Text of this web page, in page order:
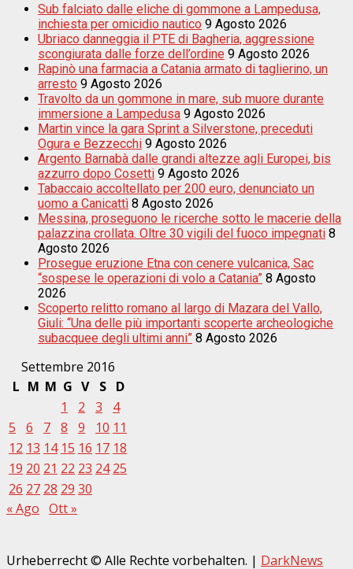
Sub falciato dalle eliche di gommone a Lampedusa,
inchiesta per omicidio nautico 9 Agosto 2026
Ubriaco danneggia il PTE di Bagheria, aggressione
scongiurata dalle forze dell’ordine 9 Agosto 2026
Rapinò una farmacia a Catania armato di taglierino, un
arresto 9 Agosto 2026
Travolto da un gommone in mare, sub muore durante
immersione a Lampedusa 9 Agosto 2026
Martin vince la gara Sprint a Silverstone, preceduti
Ogura e Bezzecchi 9 Agosto 2026
Argento Barnabà dalle grandi altezze agli Europei, bis
azzurro dopo Cosetti 9 Agosto 2026
Tabaccaio accoltellato per 200 euro, denunciato un
uomo a Canicattì 8 Agosto 2026
Messina, proseguono le ricerche sotto le macerie della
palazzina crollata. Oltre 30 vigili del fuoco impegnati 8
Agosto 2026
Prosegue eruzione Etna con cenere vulcanica, Sac
“sospese le operazioni di volo a Catania” 8 Agosto
2026
Scoperto relitto romano al largo di Mazara del Vallo,
Giuli: “Una delle più importanti scoperte archeologiche
subacquee degli ultimi anni” 8 Agosto 2026
Settembre 2016
L M M G V S
D
1
2 3
4
5
6 7 8 9 10 11
12 13 14 15 16 17 18
19 20 21 22 23 24 25
26 27 28 29 30
« Ago Ott »
Urheberrecht © Alle Rechte vorbehalten. | DarkNews